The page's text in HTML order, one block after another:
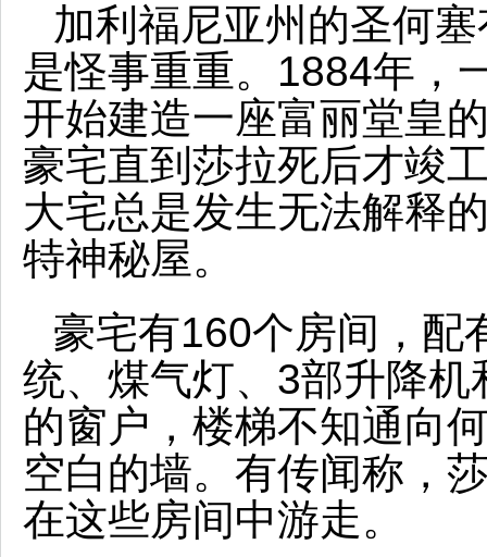
加利福尼亚州的圣何
是怪事重重。1884年，
开始建造一座富丽堂皇
豪宅直到莎拉死后才竣
大宅总是发生无法解释
特神秘屋。
豪宅有160个房间，配
统、煤气灯、3部升降
的窗户，楼梯不知通向
空白的墙。有传闻称，
在这些房间中游走。